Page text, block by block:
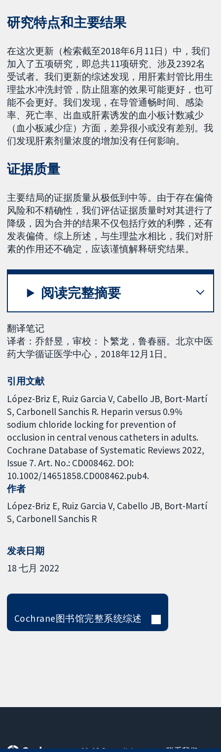
研究特点和主要结果
在这次更新（检索截至2018年6月11日）中，我们
加入了五项研究，即总共11项研究、涉及2392名
受试者。我们更新的综述发现，用肝素封管比用生
理盐水冲洗封管，防止阻塞的效果可能更好，也可
能不会更好。我们发现，在导管通畅时间、感染
率、死亡率、出血或肝素诱发的血小板计数减少
（血小板减少症）方面，差异很小或没有差别。我
们发现肝素剂量浓度的增加没有任何影响。
证据质量
主要结局的证据质量从极低到中等。由于存在偏倚
风险和不精确性，我们评估证据质量时对其进行了
降级，因为合并的结果不仅包括疗效的利弊，还有
发表偏倚。综上所述，与生理盐水相比，我们对肝
素的作用还不确定，应该谨慎解释研究结果。
阅读完整摘要
翻译笔记
译者：乔舒昱，审校：卜繁龙，鲁春丽。北京中医
药大学循证医学中心，2018年12月1日。
引用文献
López-Briz E, Ruiz Garcia V, Cabello JB, Bort-Martí
S, Carbonell Sanchis R. Heparin versus 0.9%
sodium chloride locking for prevention of
occlusion in central venous catheters in adults.
Cochrane Database of Systematic Reviews 2022,
Issue 7. Art. No.: CD008462. DOI:
10.1002/14651858.CD008462.pub4.
作者
López-Briz E Ruiz Garcia V Cabello JB Bort-Martí
S Carbonell Sanchis R
发表日期
18 七月 2022
Cochrane图书馆完整系统综述